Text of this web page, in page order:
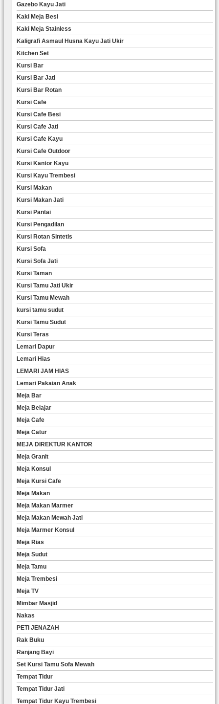
Gazebo Kayu Jati
Kaki Meja Besi
Kaki Meja Stainless
Kaligrafi Asmaul Husna Kayu Jati Ukir
Kitchen Set
Kursi Bar
Kursi Bar Jati
Kursi Bar Rotan
Kursi Cafe
Kursi Cafe Besi
Kursi Cafe Jati
Kursi Cafe Kayu
Kursi Cafe Outdoor
Kursi Kantor Kayu
Kursi Kayu Trembesi
Kursi Makan
Kursi Makan Jati
Kursi Pantai
Kursi Pengadilan
Kursi Rotan Sintetis
Kursi Sofa
Kursi Sofa Jati
Kursi Taman
Kursi Tamu Jati Ukir
Kursi Tamu Mewah
kursi tamu sudut
Kursi Tamu Sudut
Kursi Teras
Lemari Dapur
Lemari Hias
LEMARI JAM HIAS
Lemari Pakaian Anak
Meja Bar
Meja Belajar
Meja Cafe
Meja Catur
MEJA DIREKTUR KANTOR
Meja Granit
Meja Konsul
Meja Kursi Cafe
Meja Makan
Meja Makan Marmer
Meja Makan Mewah Jati
Meja Marmer Konsul
Meja Rias
Meja Sudut
Meja Tamu
Meja Trembesi
Meja TV
Mimbar Masjid
Nakas
PETI JENAZAH
Rak Buku
Ranjang Bayi
Set Kursi Tamu Sofa Mewah
Tempat Tidur
Tempat Tidur Jati
Tempat Tidur Kayu Trembesi